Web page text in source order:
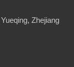
Zhejiang